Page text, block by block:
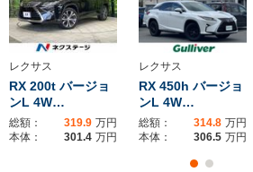
レクサス
RX 200t バージョ
ンL 4W…
総額： 319.9 万円
本体：
301.4 万円
レクサス
RX 450h バージョ
ンL 4W…
総額： 314.8 万円
本体：
306.5 万円